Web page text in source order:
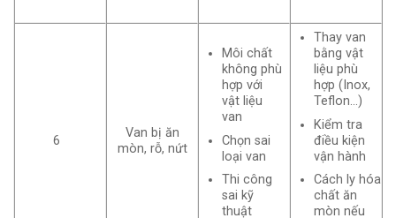
6
Van bị ăn
mòn, rỗ, nứt
Môi chất
không phù
hợp với
vật liệu
van
Chọn sai
loại van
Thi công
sai kỹ
thuật
Thay van
bằng vật
liệu phù
hợp (Inox,
Teflon…)
Kiểm tra
điều kiện
vận hành
Cách ly hóa
chất ăn
mòn nếu